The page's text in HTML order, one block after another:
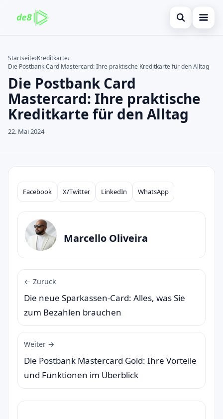
Suche öffnen
Finanzen
Kreditkarte
Investitionen
immobilienmarktes
Auf der Website suchen
Suchen nach:
Enter drücken zum Suchen oder ESC zum Schließen.
Startseite›Kreditkarte›
Die Postbank Card Mastercard: Ihre praktische Kreditkarte für den Alltag
Die Postbank Card
Mastercard: Ihre praktische
Kreditkarte für den Alltag
22. Mai 2024
Compartilhar
Facebook X/Twitter LinkedIn WhatsApp
Marcello Oliveira
← Zurück
Die neue Sparkassen-Card: Alles, was Sie
zum Bezahlen brauchen
Weiter →
Die Postbank Mastercard Gold: Ihre Vorteile
und Funktionen im Überblick